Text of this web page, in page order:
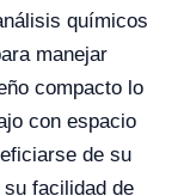
químicos
manejar
compacto lo
con espacio
de su
facilidad de